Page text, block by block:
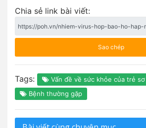
Chia sẻ link bài viết:
Sao chép
Tags:
Vấn đề về sức khỏe của trẻ
Bệnh thường gặp